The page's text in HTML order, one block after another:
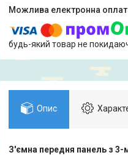
будь-який товар не
Опис
З'ємна передня панель з 3-